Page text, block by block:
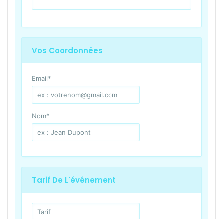
Vos Coordonnées
Email*
Nom*
Tarif De L'événement